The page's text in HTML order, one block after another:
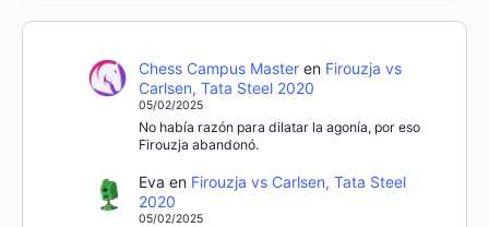
Chess Campus Masteren Firouzja vs
Carlsen, Tata Steel 2020
05/02/2025
No había razón para dilatar la agonía, por eso
Firouzja abandonó.
Eva en Firouzja vs Carlsen, Tata Steel
2020
05/02/2025